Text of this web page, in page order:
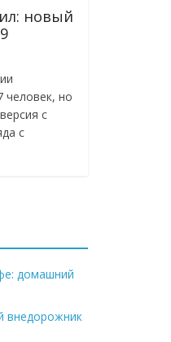
новый
человек, но
с
с
домашний
внедорожник